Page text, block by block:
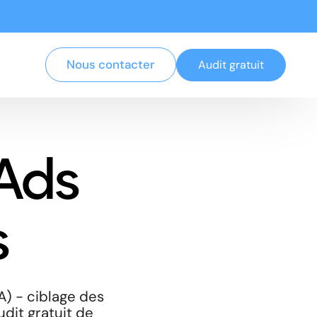
Nous contacter Audit gratuit
- ciblage des
gratuit de